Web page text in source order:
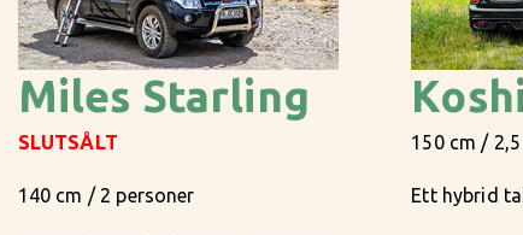
Miles Starling
SLUTSÅLT
140 cm / 2 personer
150 cm /
Ett hybrid